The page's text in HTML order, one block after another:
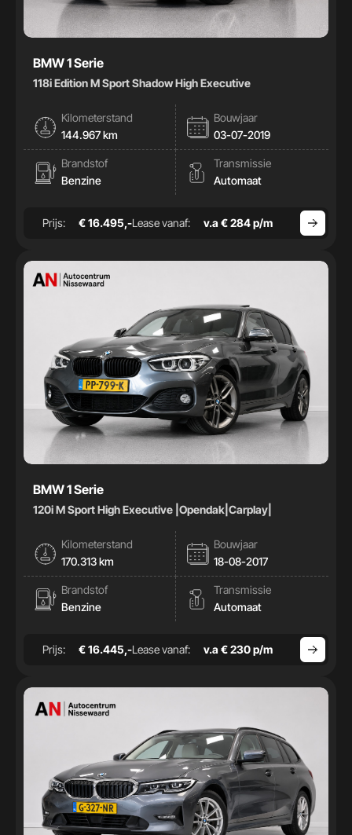
BMW 1 Serie
118i Edition M Sport Shadow High Executive
Kilometerstand
144.967 km
Bouwjaar
03-07-2019
Brandstof
Benzine
Transmissie
Automaat
Prijs: € 16.495,-Lease vanaf: v.a € 284 p/m
BMW 1 Serie
120i M Sport High Executive |Opendak|Carplay|
Kilometerstand
170.313 km
Bouwjaar
18-08-2017
Brandstof
Benzine
Transmissie
Automaat
Prijs: € 16.445,-Lease vanaf: v.a € 230 p/m